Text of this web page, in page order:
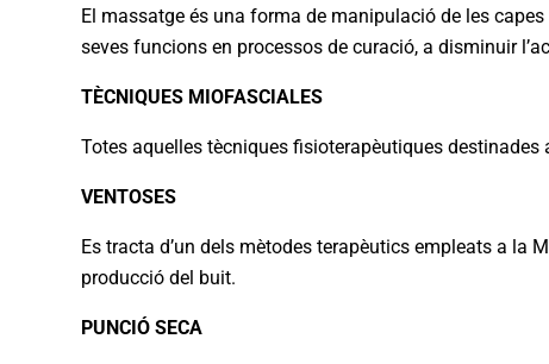
El massatge és una forma de manipulació de les
seves funcions en processos de curació, a disminuir
TÈCNIQUES MIOFASCIALES
Totes aquelles tècniques fisioterapèutiques
VENTOSES
Es tracta d’un dels mètodes terapèutics empleats a
producció del buit.
PUNCIÓ SECA